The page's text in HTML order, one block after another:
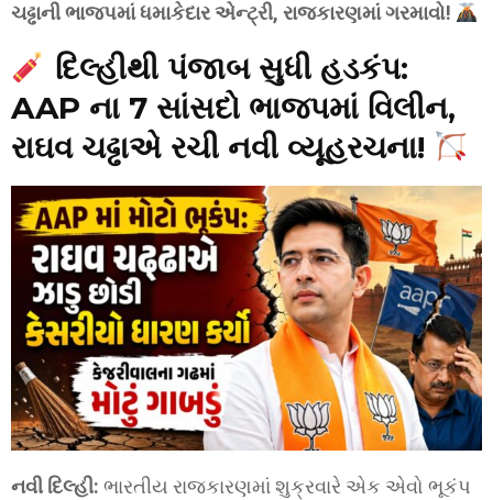
ચઢ્ઢાની ભાજપમાં ધમાકેદાર એન્ટ્રી, રાજકારણમાં ગરમાવો!
દિલ્હીથી પંજાબ સુધી હડકંપ:
AAP ના 7 સાંસદો ભાજપમાં વિલીન,
રાઘવ ચઢ્ઢાએ રચી નવી વ્યૂહરચના!
નવી દિલ્હી: ભારતીય રાજકારણમાં શુક્રવારે એક એવો ભૂકંપ